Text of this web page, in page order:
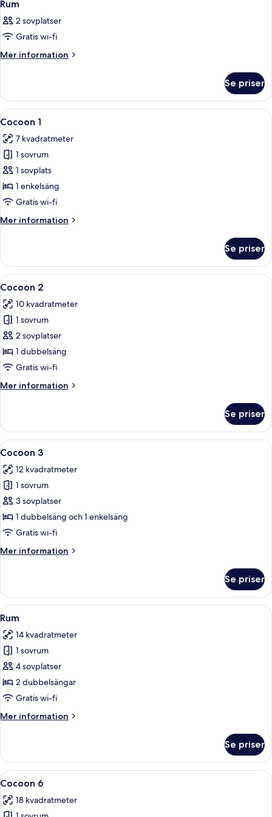
alla
foton
för
Rum
Rum
2 sovplatser
Gratis wi-fi
Mer information
Mer
Se priser
Öppna
alla
foton
för
Cocoon
1
Ett litet, ombonat rum med en
4
Cocoon 1
7 kvadratmeter
1 sovrum
1 sovplats
1 enkelsäng
Gratis wi-fi
Mer information
Mer
1
Se priser
Öppna
alla
foton
för
Cocoon
2
Ett modernt sovrum med en
4
Cocoon 2
10 kvadratmeter
1 sovrum
2 sovplatser
1 dubbelsäng
Gratis wi-fi
Mer information
Mer
2
Se priser
Öppna
alla
foton
för
Cocoon
3
Ett modernt hotellrum med två
5
Cocoon 3
12 kvadratmeter
1 sovrum
3 sovplatser
1 dubbelsäng och 1 enkelsäng
Gratis wi-fi
Mer information
Mer
3
Se priser
Öppna
alla
foton
för
Rum
Ett rum med en våningssäng, en
4
Rum
14 kvadratmeter
1 sovrum
4 sovplatser
2 dubbelsängar
Gratis wi-fi
Mer information
Mer
Se priser
Öppna
alla
foton
Ett hotellrum med våningssängar,
5
Cocoon 6
18 kvadratmeter